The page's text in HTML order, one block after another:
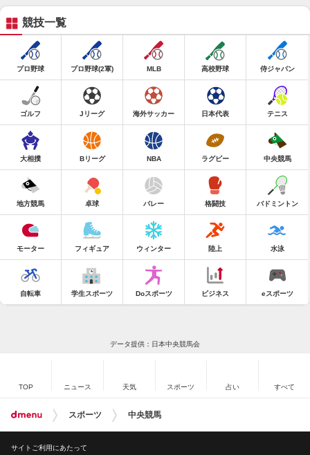
競技一覧
プロ野球 プロ野球(2軍) MLB 高校野球 侍ジャパン
ゴルフ Jリーグ 海外サッカー 日本代表 テニス
大相撲 Bリーグ NBA ラグビー 中央競馬
地方競馬 卓球 バレー 格闘技 バドミントン
モーター フィギュア ウィンター 陸上 水泳
自転車 学生スポーツ Doスポーツ ビジネス eスポーツ
データ提供：日本中央競馬会
TOP ニュース 天気 スポーツ 占い すべて
スポーツ 中央競馬
サイトご利用にあたって